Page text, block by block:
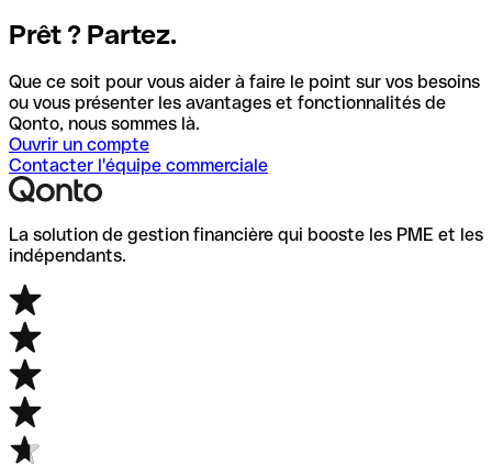
Prêt ? Partez.
Que ce soit pour vous aider à faire le point sur vos besoins
ou vous présenter les avantages et fonctionnalités de
Qonto, nous sommes là.
Ouvrir un compte
Contacter l'équipe commerciale
La solution de gestion financière qui booste les PME et les
indépendants.